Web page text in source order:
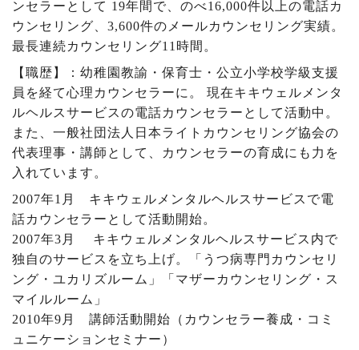
ンセラーとして 19年間で、のべ16,000件以上の電話カ
ウンセリング、 3,600件のメールカウンセリング実績。
最長連続カウンセリング11 時間。
【職歴】：幼稚園教諭・保育士・公立小学校学級支援
員を経て心理カウンセラーに。 現在キキウェルメンタ
ルヘルスサービスの電話カウンセラーとして活動中。
また、一般社団法人日本ライトカウンセリング協会の
代表理事・講師として、カウンセラーの育成にも力を
入れています。
2007年1 月 キキウェルメンタルヘルスサービスで電
話カウンセラーとして活動開始。
2007年3 月 キキウェルメンタルヘルスサービス内で
独自のサービスを立ち上げ。「うつ病専門カウンセリ
ング・ユカリズルーム」「マザーカウンセリング・ス
マイルルーム」
2010年9 月 講師活動開始（カウンセラー養成・コミ
ュニケーションセミナー）